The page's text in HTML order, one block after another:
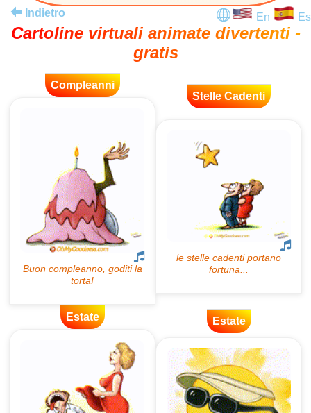
Indietro
En Es
Cartoline virtuali animate divertenti -
gratis
Compleanni
Stelle Cadenti
Estate Estate